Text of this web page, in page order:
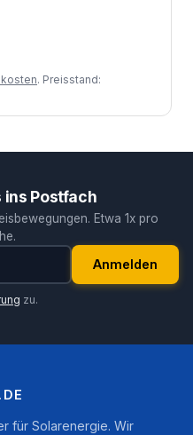
. Preisstand:
Postfach
Etwa 1x pro
Anmelden
zu.
für Solarenergie. Wir